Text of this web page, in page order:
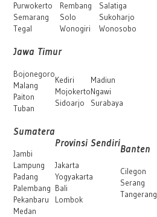
Purwokerto
Semarang
Tegal
Rembang
Solo
Wonogiri
Salatiga
Sukoharjo
Wonosobo
Jawa Timur
Bojonegoro
Malang
Paiton
Tuban
Kediri
Mojokerto
Sidoarjo
Madiun
Ngawi
Surabaya
Sumatera
Jambi
Lampung
Padang
Palembang
Pekanbaru
Medan
Provinsi Sendiri
Jakarta
Yogyakarta
Bali
Lombok
Banten
Cilegon
Serang
Tangerang